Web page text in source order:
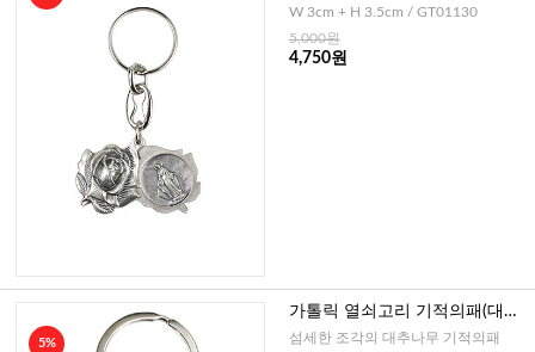
W 3cm + H 3.5cm / GT01130
5,000원
4,750원
5%
가톨릭 열쇠고리 기적의패(대추
나무)
섬세한 조각의 대추나무 기적의패